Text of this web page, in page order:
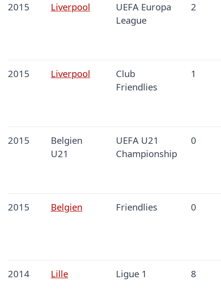
2015 Liverpool
UEFA Europa
League
2
2015 Liverpool
Club
Friendlies
1
2015
Belgien
U21
UEFA U21
Championship
0
2015 Belgien Friendlies 0
2014 Lille Ligue 1 8